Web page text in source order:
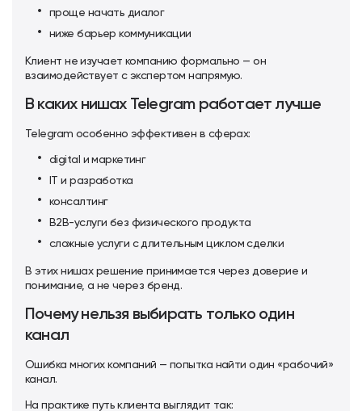
проще начать диалог
ниже барьер коммуникации
Клиент не изучает компанию формально — он
взаимодействует с экспертом напрямую.
В каких нишах Telegram работает лучше
Telegram особенно эффективен в сферах:
digital и маркетинг
IT и разработка
консалтинг
B2B-услуги без физического продукта
сложные услуги с длительным циклом сделки
В этих нишах решение принимается через доверие и
понимание, а не через бренд.
Почему нельзя выбирать только один
канал
Ошибка многих компаний — попытка найти один «рабочий»
канал.
На практике путь клиента выглядит так: